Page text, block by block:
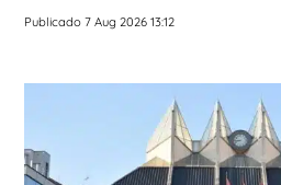
Publicado 7 Aug 2026 13:12